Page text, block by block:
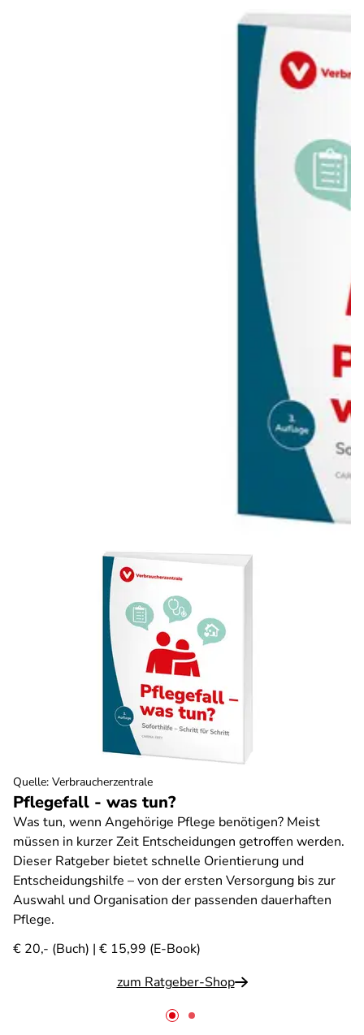
Pflegefall - was tun?
Was tun, wenn Angehörige Pflege benötigen? Meist
müssen in kurzer Zeit Entscheidungen getroffen werden.
Dieser Ratgeber bietet schnelle Orientierung und
Entscheidungshilfe – von der ersten Versorgung bis zur
Auswahl und Organisation der passenden dauerhaften
Pflege.
€ 20,- (Buch) | € 15,99 (E-Book)
zum Ratgeber-Shop
Quelle: Verbraucherzentrale